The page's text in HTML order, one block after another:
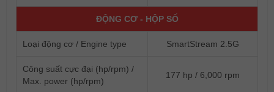
ĐỘNG CƠ - HỘP SỐ
Loại động cơ / Engine type SmartStream 2.5G
Công suất cực đại (hp/rpm) /
Max. power (hp/rpm)
177 hp / 6,000 rpm